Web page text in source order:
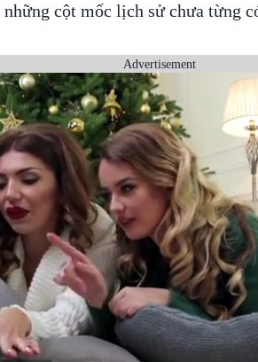
cột mốc lịch sử chưa từng
Advertisement